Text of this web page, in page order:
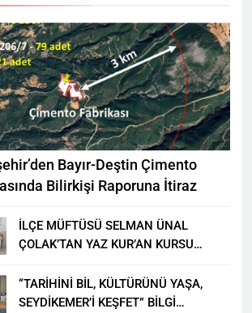
Bayır-Deştin Çimento
Bilirkişi Raporuna İtiraz
İLÇE MÜFTÜSÜ SELMAN ÜNAL
ÇOLAK’TAN YAZ KUR’AN KURSU
“TARİHİNİ BİL, KÜLTÜRÜNÜ YAŞA,
SEYDİKEMER’İ KEŞFET” BİLGİ